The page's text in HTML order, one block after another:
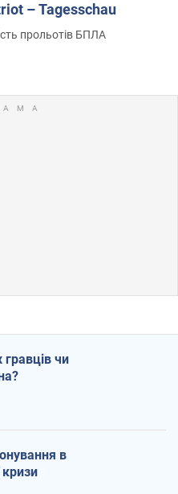
– Tagesschau
прольотів БПЛА
гравців чи
в